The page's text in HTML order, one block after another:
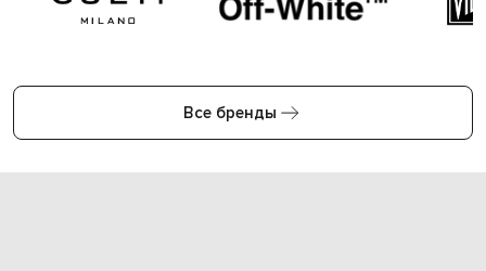
Все бренды